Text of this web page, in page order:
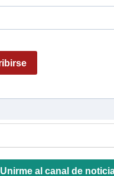
Unirme al canal de